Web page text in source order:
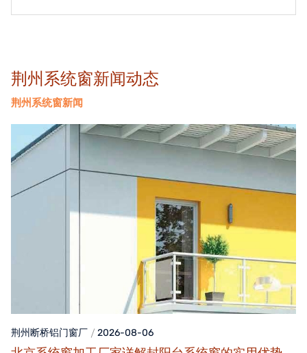
荆州系统窗新闻动态
荆州系统窗新闻
荆州断桥铝门窗厂 2026-08-06